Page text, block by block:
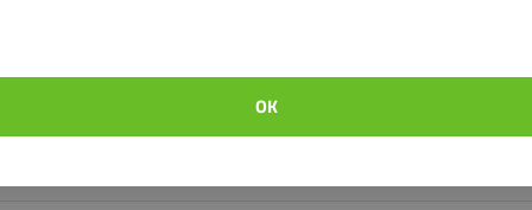
OK
Oui